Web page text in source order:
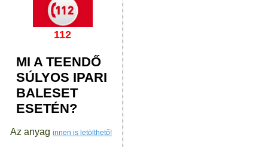
112
MI A TEENDŐ
SÚLYOS IPARI
BALESET
ESETÉN?
Az anyag innen is letölthető!